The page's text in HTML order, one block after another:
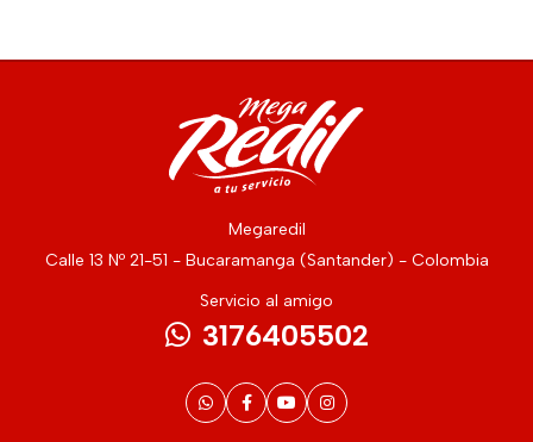
Megaredil
Calle 13 Nº 21-51 - Bucaramanga (Santander) - Colombia
Servicio al amigo
3176405502